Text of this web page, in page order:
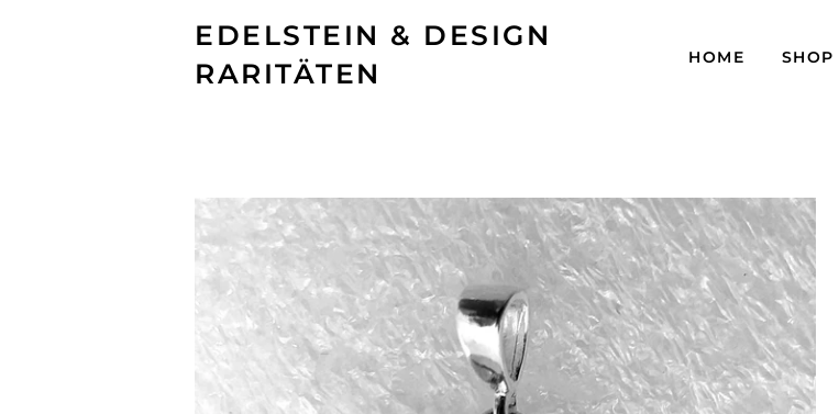
EDELSTEIN & DESIGN
RARITÄTEN
HOME SHOP